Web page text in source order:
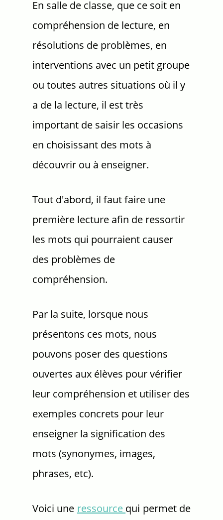
En salle de classe, que ce soit en
compréhension de lecture, en
résolutions de problèmes, en
interventions avec un petit groupe
ou toutes autres situations où il y
a de la lecture, il est très
important de saisir les occasions
en choisissant des mots à
découvrir ou à enseigner.
Tout d'abord, il faut faire une
première lecture afin de ressortir
les mots qui pourraient causer
des problèmes de
compréhension.
Par la suite, lorsque nous
présentons ces mots, nous
pouvons poser des questions
ouvertes aux élèves pour vérifier
leur compréhension et utiliser des
exemples concrets pour leur
enseigner la signification des
mots (synonymes, images,
phrases, etc).
Voici une ressource qui permet de